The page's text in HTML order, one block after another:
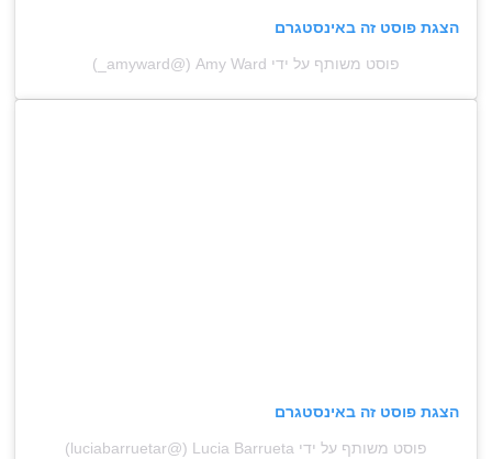
הצגת פוסט זה באינסטגרם
פוסט משותף על ידי ‏‎Amy Ward‎‏ (@‏‎_amyward‎‏)
הצגת פוסט זה באינסטגרם
פוסט משותף על ידי ‏‎Lucia Barrueta‎‏ (@‏‎luciabarruetar‎‏)